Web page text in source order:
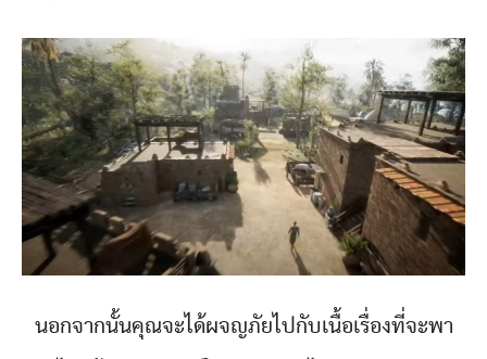
นอกจากนั้นคุณจะได้ผจญภัยไปกับเนื้อเรื่องที่จะพา